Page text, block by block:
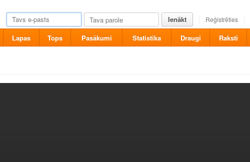
Ienākt Reģistrēties
Lapas Tops Pasākumi Statistika Draugi Raksti